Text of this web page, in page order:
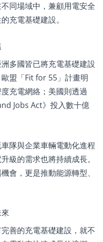
同場域中，兼顧用電安全
充電基礎建設。
多國皆已將充電基礎建設
盟「Fit for 55」計畫明
充電網絡；美國則透過
Jobs Act》投入數十億
隊與企業車輛電動化進程
級的需求也將持續成長。
會，更是推動能源轉型、
善的充電基礎建設，就不